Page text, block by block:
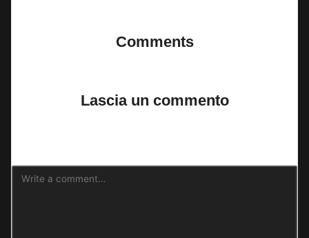
Comments
Lascia un commento